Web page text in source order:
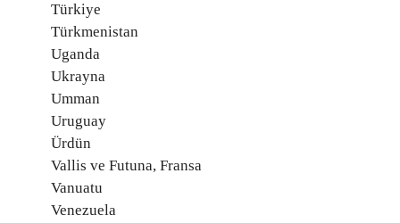
Türkiye
Türkmenistan
Uganda
Ukrayna
Umman
Uruguay
Ürdün
Vallis ve Futuna, Fransa
Vanuatu
Venezuela